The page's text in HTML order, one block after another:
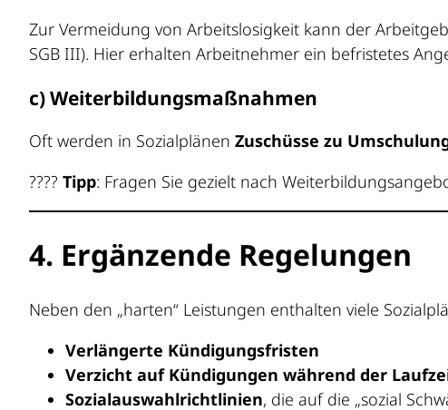
Zur Vermeidung von Arbeitslosigkeit kann der
SGB III). Hier erhalten Arbeitnehmer ein befristetes
c)Weiterbildungsmaßnahmen
Oft werden in Sozialplänen Zuschüsse zu
???? Tipp: Fragen Sie gezielt nach
4. Ergänzende Regelungen
Neben den „harten“ Leistungen enthalten viele
Verlängerte Kündigungsfristen
Verzicht auf Kündigungen während der
Sozialauswahlrichtlinien, die auf die „sozial